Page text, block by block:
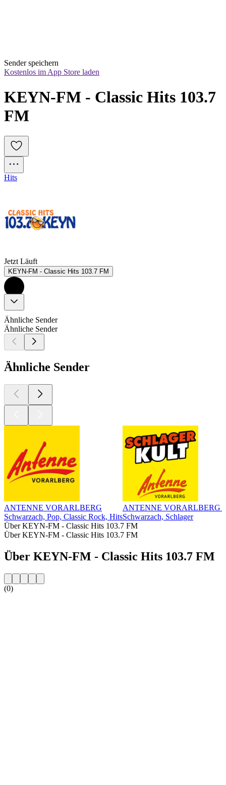
Sender speichern
Kostenlos im App Store laden
KEYN-FM - Classic Hits 103.7
FM
Hits
Jetzt Läuft
KEYN-FM - Classic Hits 103.7 FM
Ähnliche Sender
Ähnliche Sender
Ähnliche Sender
ANTENNE VORARLBERG
Schwarzach, Pop, Classic Rock, Hits
ANTENNE VORARLBERG
Schwarzach, Schlager
Über KEYN-FM - Classic Hits 103.7 FM
Über KEYN-FM - Classic Hits 103.7 FM
Über KEYN-FM - Classic Hits 103.7 FM
(0)